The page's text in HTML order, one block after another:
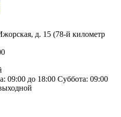
д. 15 (78-й километр
09:00 до 18:00 Суббота: 09:00